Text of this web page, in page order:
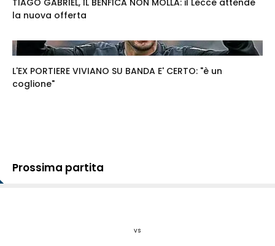
la nuova offerta
L'EX PORTIERE VIVIANO SU BANDA E' CERTO: "è un
coglione"
Prossima partita
vs